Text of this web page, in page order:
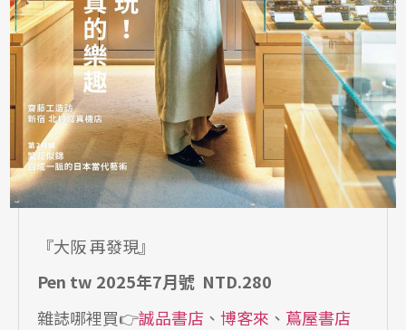
『大阪 再發現』
Pen tw 2025年7月號 NTD.280
雜誌哪裡買👉誠品書店 、 博客來 、 蔦屋書店